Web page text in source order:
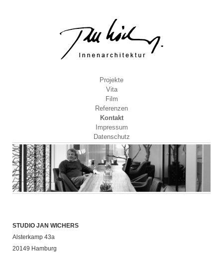
Projekte
Vita
Film
Referenzen
Kontakt
Impressum
Datenschutz
STUDIO JAN WICHERS
Alsterkamp 43a
20149 Hamburg